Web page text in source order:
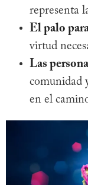
representa
El palo
virtud
Las
comunidad
en el